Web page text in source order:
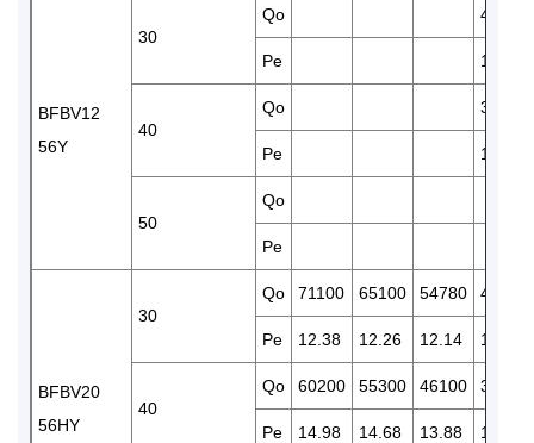
BFBV12
56Y
30
Qo 43870
Pe 11.97
40
Qo 37280
Pe 13.47
50
Qo
Pe
BFBV20
56HY
30
Qo 71100 65100 54780 45110
Pe 12.38 12.26 12.14 11.59
40
Qo 60200 55300 46100 38100
Pe 14.98 14.68 13.88 12.99